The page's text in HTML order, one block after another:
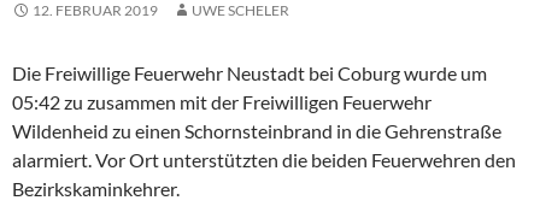
12. FEBRUAR 2019 UWE SCHELER
Die Freiwillige Feuerwehr Neustadt bei Coburg wurde um
05:42 zu zusammen mit der Freiwilligen Feuerwehr
Wildenheid zu einen Schornsteinbrand in die Gehrenstraße
alarmiert. Vor Ort unterstützten die beiden Feuerwehren den
Bezirkskaminkehrer.